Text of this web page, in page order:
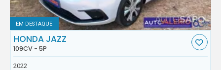
EM DESTAQUE
HONDA JAZZ
109CV - 5P
2022